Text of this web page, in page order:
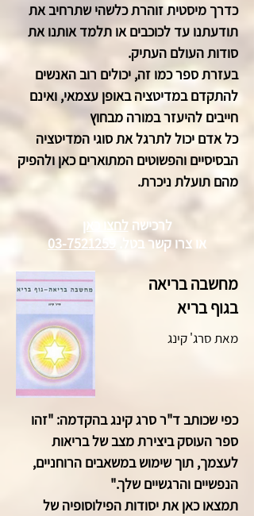
כדרך מיסטית זוהרת כלשהי שתרחיב את
תודעתנו עד לכוכבים או תלמד אותנו את
סודות העולם העתיק.
בעזרת ספר כמו זה, יכולים רוב האנשים
להתקדם במדיטציה באופן עצמאי, ואינם
חייבים להיעזר במורה מבחוץ
כל אדם יכול לתרגל את סוגי המדיטציה
הבסיסיים והפשוטים המתוארים כאן ולהפיק
מהם תועלת ניכרת.
לרכישה לחצו כאן
או צרו קשרבטל. 03-7521259
מחשבה בריאה
בגוף בריא
מאת סרג' קינג
כפי שכותב ד"ר סרג קינג בהקדמה: "זהו
ספר העוסק ביצירת מצב של בריאות
לעצמך, תוך שימוש במשאבים הרוחניים,
הנפשיים והרגשיים שלך."
תמצאו כאן את יסודות הפילוסופיה של